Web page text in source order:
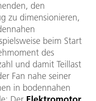
den
zu dimensionieren,
beim Start
des
und damit Teillast
Fan nahe seiner
in bodennahen